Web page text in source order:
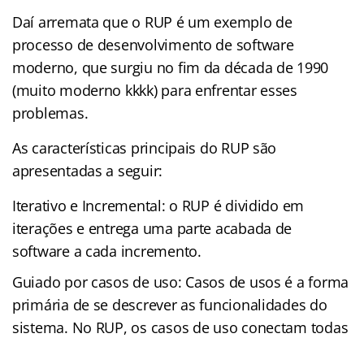
Daí arremata que o RUP é um exemplo de
processo de desenvolvimento de software
moderno, que surgiu no fim da década de 1990
(muito moderno kkkk) para enfrentar esses
problemas.
As características principais do RUP são
apresentadas a seguir:
Iterativo e Incremental: o RUP é dividido em
iterações e entrega uma parte acabada de
software a cada incremento.
Guiado por casos de uso: Casos de usos é a forma
primária de se descrever as funcionalidades do
sistema. No RUP, os casos de uso conectam todas